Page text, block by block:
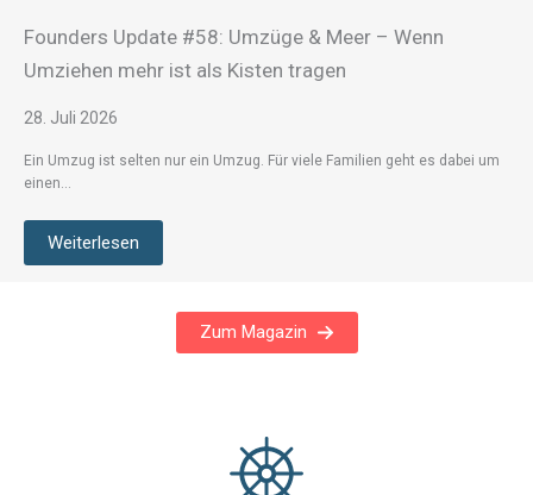
Founders Update #58: Umzüge & Meer – Wenn
Umziehen mehr ist als Kisten tragen
28. Juli 2026
Ein Umzug ist selten nur ein Umzug. Für viele Familien geht es dabei um
einen…
Weiterlesen
Zum Magazin